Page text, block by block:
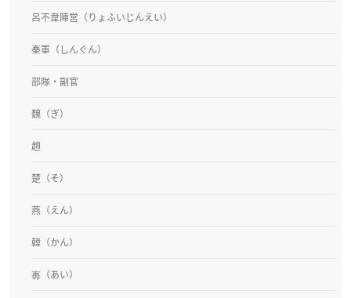
呂不韋陣営（りょふいじんえい）
秦軍（しんぐん）
部隊・副官
魏（ぎ）
趙
楚（そ）
燕（えん）
韓（かん）
毐（あい）